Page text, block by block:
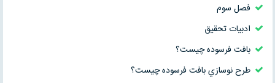
فصل سوم
ادبیات تحقیق
بافت فرسوده چیست؟
طرح نوسازي بافت فرسوده چيست؟